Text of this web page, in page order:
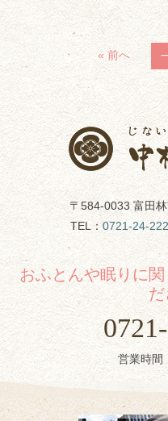
« 前へ
〒584-0033 富田
TEL：0721-24-
おふとんや眠りに
だ
営業時間